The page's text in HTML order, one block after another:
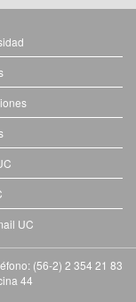
UC
(56-2) 2 354 21 83
44